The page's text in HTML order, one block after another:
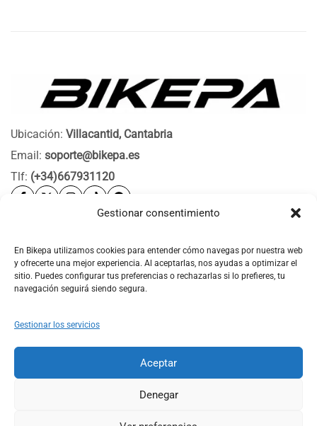
Gestionar consentimiento
En Bikepa utilizamos cookies para entender cómo navegas por nuestra web
y ofrecerte una mejor experiencia. Al aceptarlas, nos ayudas a optimizar el
sitio. Puedes configurar tus preferencias o rechazarlas si lo prefieres, tu
navegación seguirá siendo segura.
Gestionar los servicios
Aceptar
Denegar
Ubicación: Villacantid, Cantabria
Email: soporte@bikepa.es
Tlf: (+34)667931120
Bikepa
Newsletter Bikepa
© 2026 Bikepa. Todos los derechos reservados.